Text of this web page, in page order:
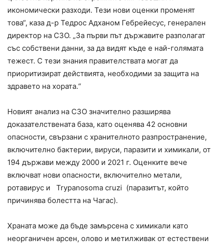
икономически разходи. Тези нови оценки променят
това“, каза д-р Тедрос Адханом Гебрейесус, генерален
директор на СЗО. „За първи път държавите разполагат
със собствени данни, за да видят къде е най-голямата
тежест. С тези знания правителствата могат да
приоритизират действията, необходими за защита на
здравето на хората.“
Новият анализ на СЗО значително разширява
доказателствената база, като оценява 42 основни
опасности, свързани с хранителното разпространение,
включително бактерии, вируси, паразити и химикали, от
194 държави между 2000 и 2021 г. Оценките вече
включват нови опасности, включително метали,
ротавирус и Trypanosoma cruzi (паразитът, който
причинява болестта на Чагас).
Храната може да бъде замърсена с химикали като
неорганичен арсен, олово и метилживак от естествени